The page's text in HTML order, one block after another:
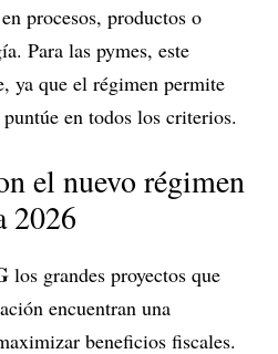
procesos, productos o
Para las pymes, este
ya que el régimen permite
en todos los criterios.
el nuevo régimen
2026
los grandes proyectos que
encuentran una
beneficios fiscales.